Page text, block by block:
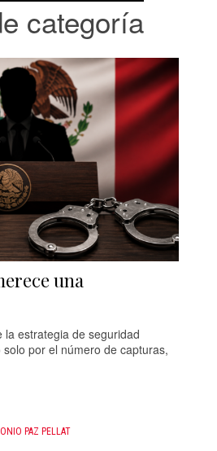
categoría
una
la estrategia de seguridad
por el número de capturas,
PAZ PELLAT